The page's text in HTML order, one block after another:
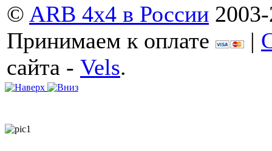
© ARB 4x4 в России
Принимаем к оплате
|
сайта - Vels.